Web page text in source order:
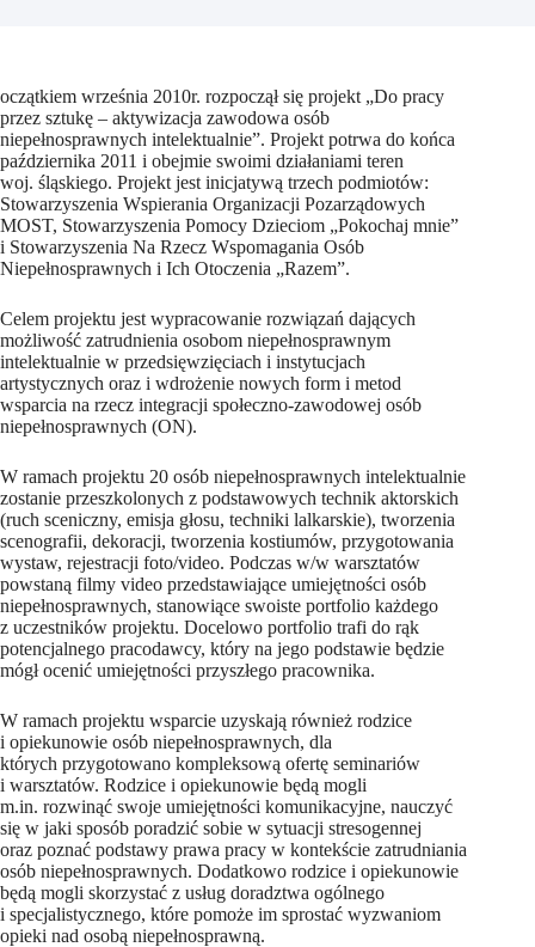
oczątkiem września 2010r. rozpoczął się projekt „Do pracy
przez sztukę – aktywizacja zawodowa osób
niepełnosprawnych intelektualnie”. Projekt potrwa do końca
października 2011 i obejmie swoimi działaniami teren
woj. śląskiego. Projekt jest inicjatywą trzech podmiotów:
Stowarzyszenia Wspierania Organizacji Pozarządowych
MOST, Stowarzyszenia Pomocy Dzieciom „Pokochaj mnie”
i Stowarzyszenia Na Rzecz Wspomagania Osób
Niepełnosprawnych i Ich Otoczenia „Razem”.
Celem projektu jest wypracowanie rozwiązań dających
możliwość zatrudnienia osobom niepełnosprawnym
intelektualnie w przedsięwzięciach i instytucjach
artystycznych oraz i wdrożenie nowych form i metod
wsparcia na rzecz integracji społeczno-zawodowej osób
niepełnosprawnych (ON).
W ramach projektu 20 osób niepełnosprawnych intelektualnie
zostanie przeszkolonych z podstawowych technik aktorskich
(ruch sceniczny, emisja głosu, techniki lalkarskie), tworzenia
scenografii, dekoracji, tworzenia kostiumów, przygotowania
wystaw, rejestracji foto/video. Podczas w/w warsztatów
powstaną filmy video przedstawiające umiejętności osób
niepełnosprawnych, stanowiące swoiste portfolio każdego
z uczestników projektu. Docelowo portfolio trafi do rąk
potencjalnego pracodawcy, który na jego podstawie będzie
mógł ocenić umiejętności przyszłego pracownika.
W ramach projektu wsparcie uzyskają również rodzice
i opiekunowie osób niepełnosprawnych, dla
których przygotowano kompleksową ofertę seminariów
i warsztatów. Rodzice i opiekunowie będą mogli
m.in. rozwinąć swoje umiejętności komunikacyjne, nauczyć
się w jaki sposób poradzić sobie w sytuacji stresogennej
oraz poznać podstawy prawa pracy w kontekście zatrudniania
osób niepełnosprawnych. Dodatkowo rodzice i opiekunowie
będą mogli skorzystać z usług doradztwa ogólnego
i specjalistycznego, które pomoże im sprostać wyzwaniom
opieki nad osobą niepełnosprawną.